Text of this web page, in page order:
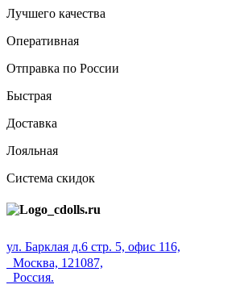
Лучшего качества
Оперативная
Отправка по России
Быстрая
Доставка
Лояльная
Система скидок
ул. Барклая д.6 стр. 5, офис 116,
Москва, 121087,
Россия.